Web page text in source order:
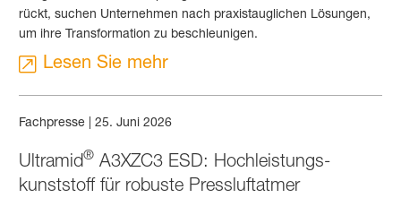
rückt, suchen Unternehmen nach praxistauglichen Lösungen,
um ihre Transformation zu beschleunigen.
Lesen Sie mehr
Fachpresse |25. Juni 2026
Ultramid® A3XZC3 ESD: Hochleistungs­
kunststoff für robuste Press­luft­atmer